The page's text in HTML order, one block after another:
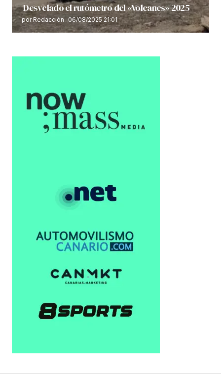
Desvelado el rutómetro del «Volcanes» 2025
por Redacción 06/08/2025 21:01